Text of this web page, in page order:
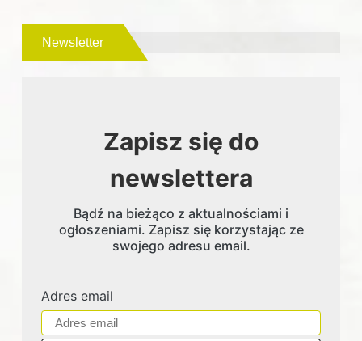
Newsletter
Zapisz się do
newslettera
Bądź na bieżąco z aktualnościami i
ogłoszeniami. Zapisz się korzystając ze
swojego adresu email.
Adres email